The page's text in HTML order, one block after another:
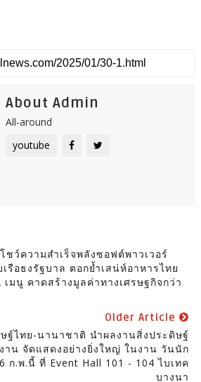
About Admin
All-around
youtube
ชว์ความสำเร็จพลังซอฟต์พาวเวอร์
รือธงรัฐบาล ตอกย้ำเสน่ห์อาหารไทย
มนู คาดสร้างมูลค่าทางเศรษฐกิจกว่า
Older Article
ฐ์ไทย-นานาชาติ นำผลงานสิ่งประดิษฐ์
าน จัดแสดงอย่างยิ่งใหญ่ ในงาน วันนัก
ก.พ.นี้ ที่ Event Hall 101 - 104 ไบเทค
บางนา